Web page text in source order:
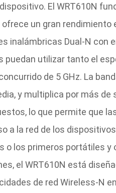
El WRT610N
ofrece un gran rendimiento
inalámbricas Dual-N con
puedan utilizar tanto el
de 5 GHz. La
y multiplica por más de
lo que permite que
a la red de los
o los primeros portátiles y
el WRT610N está
de red Wireless-N